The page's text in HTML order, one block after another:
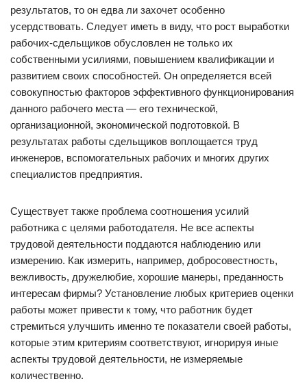
результатов, то он едва ли захочет особенно
усердствовать. Следует иметь в виду, что рост выработки
рабочих-сдельщиков обусловлен не только их
собственными усилиями, повышением квалификации и
развитием своих способностей. Он определяется всей
совокупностью факторов эффективного функционирования
данного рабочего места — его технической,
организационной, экономической подготовкой. В
результатах работы сдельщиков воплощается труд
инженеров, вспомогательных рабочих и многих других
специалистов предприятия.
Существует также проблема соотношения усилий
работника с целями работодателя. Не все аспекты
трудовой деятельности поддаются наблюдению или
измерению. Как измерить, например, добросовестность,
вежливость, дружелюбие, хорошие манеры, преданность
интересам фирмы? Установление любых критериев оценки
работы может привести к тому, что работник будет
стремиться улучшить именно те показатели своей работы,
которые этим критериям соответствуют, игнорируя иные
аспекты трудовой деятельности, не измеряемые
количественно.